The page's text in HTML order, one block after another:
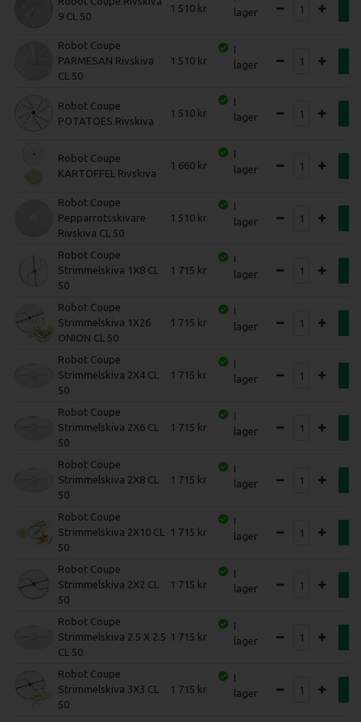
9 CL 50
1 510
lager
Robot Coupe
PARMESAN Rivskiva
CL 50
1 510
I
lager
Robot Coupe
POTATOES Rivskiva
1 510
I
lager
Robot Coupe
KARTOFFEL Rivskiva
1 660
I
lager
Robot Coupe
Pepparrotsskivare
Rivskiva CL 50
1 510
I
lager
Robot Coupe
Strimmelskiva 1X8 CL
50
1 715
I
lager
Robot Coupe
Strimmelskiva 1X26
ONION CL 50
1 715
I
lager
Robot Coupe
Strimmelskiva 2X4 CL
50
1 715
I
lager
Robot Coupe
Strimmelskiva 2X6 CL
50
1 715
I
lager
Robot Coupe
Strimmelskiva 2X8 CL
50
1 715
I
lager
Robot Coupe
Strimmelskiva 2X10 CL
50
1 715
I
lager
Robot Coupe
Strimmelskiva 2X2 CL
50
1 715
I
lager
Robot Coupe
Strimmelskiva 2.5 X 2.5
CL 50
1 715
I
lager
Robot Coupe
Strimmelskiva 3X3 CL
50
1 715
I
lager